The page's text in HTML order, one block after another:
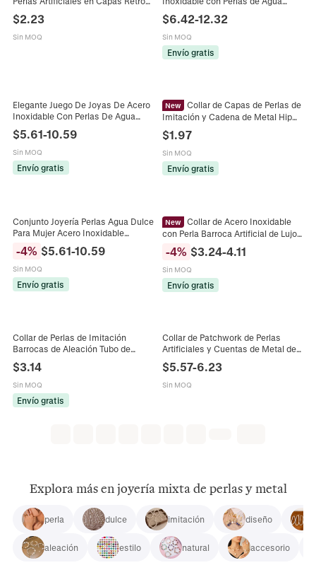
para Mujer Choker Ajustable Joyas
de Cobre Aluminio Circonia
$2.23
Sin MOQ
Dulce Collar Pulsera con Hebilla de
Metal Irregular para Mujer Regalo
$6.42-12.32
Sin MOQ
Envío gratis
Elegante Juego De Joyas De Acero
Inoxidable Con Perlas De Agua
Dulce Para Mujer Collar Y Pulsera
De Cuentas De Metal Irregulares
Chapado En Oro
$5.61-10.59
Sin MOQ
Envío gratis
New
Collar de Capas de Perlas de
Imitación y Cadena de Metal Hip
Hop para Mujer Joyería de Moda
Personalizada Cadena de Clavícula
Regalo
$1.97
Sin MOQ
Envío gratis
Conjunto Joyería Perlas Agua Dulce
Para Mujer Acero Inoxidable
Irregulares Collar Pulsera
Minimalista Chic Francés Joyería
-4% $5.61-10.59
Sin MOQ
Envío gratis
New
Collar de Acero Inoxidable
con Perla Barroca Artificial de Lujo
Cuenta de Metal Irregular Oro Plata
Regalo
-4% $3.24-4.11
Sin MOQ
Envío gratis
Collar de Perlas de Imitación
Barrocas de Aleación Tubo de
Metal Irregular Cadena de
Clavícula para Mujer Joyería
Minimalista Oro Plata
$3.14
Sin MOQ
Envío gratis
Collar de Patchwork de Perlas
Artificiales y Cuentas de Metal de
Acero Inoxidable Francés
Gargantilla Ajustable Joyería
$5.57-6.23
Sin MOQ
Explora más en joyería mixta de perlas y metal
perla dulce imitación diseño
aleación estilo natural accesorio